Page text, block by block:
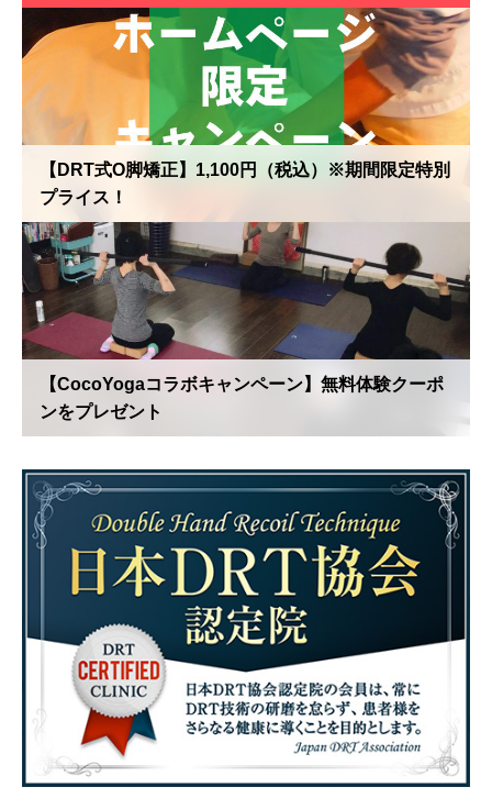
【DRT式O脚矯正】1,100円（税込）※期間限定特別
プライス！
【CocoYogaコラボキャンペーン】無料体験クーポ
ンをプレゼント